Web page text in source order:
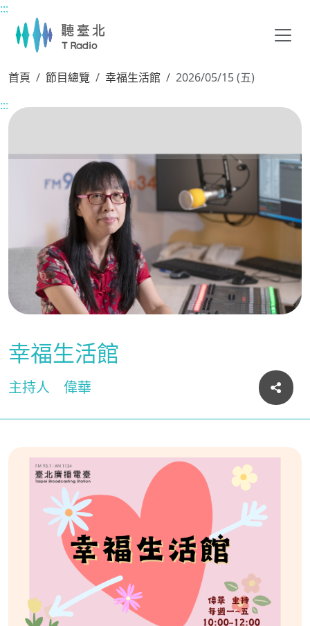
主要內容區塊
:::
首頁 節目總覽 幸福生活館
2026/05/15 (五)
:::
幸福生活館
主持人 偉華